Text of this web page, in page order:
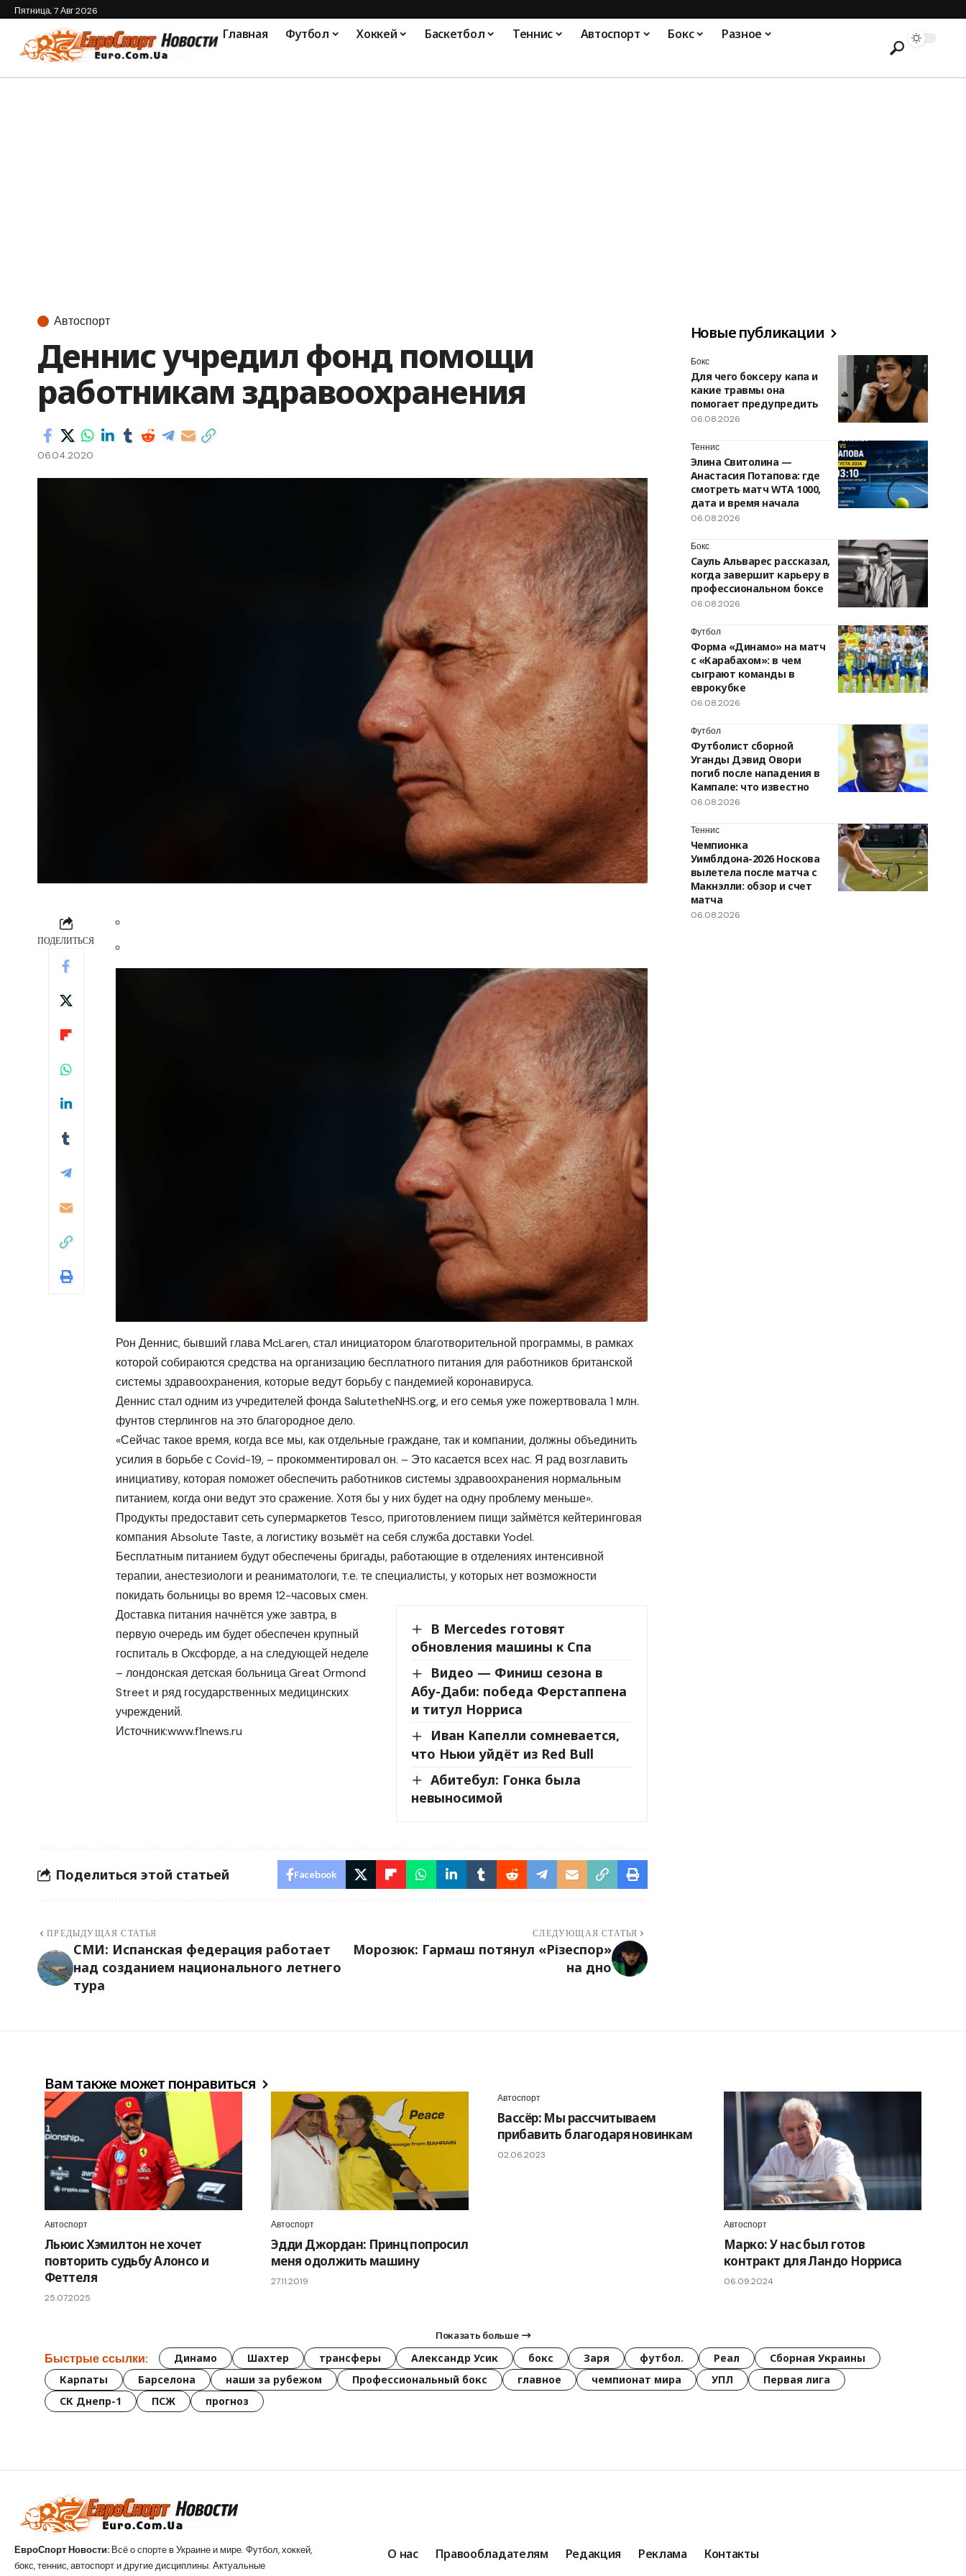
Пятница, 7 Авг 2026
Главная Футбол Хоккей Баскетбол Теннис Автоспорт Бокс Разное
Автоспорт
Деннис учредил фонд помощи
работникам здравоохранения
06.04.2020
ПОДЕЛИТЬСЯ
Рон Деннис, бывший глава McLaren, стал инициатором благотворительной программы, в рамках
которой собираются средства на организацию бесплатного питания для работников британской
системы здравоохранения, которые ведут борьбу с пандемией коронавируса.
Деннис стал одним из учредителей фонда SalutetheNHS.org, и его семья уже пожертвовала 1 млн.
фунтов стерлингов на это благородное дело.
«Сейчас такое время, когда все мы, как отдельные граждане, так и компании, должны объединить
усилия в борьбе с Covid-19, – прокомментировал он. – Это касается всех нас. Я рад возглавить
инициативу, которая поможет обеспечить работников системы здравоохранения нормальным
питанием, когда они ведут это сражение. Хотя бы у них будет на одну проблему меньше».
Продукты предоставит сеть супермаркетов Tesco, приготовлением пищи займётся кейтеринговая
компания Absolute Taste, а логистику возьмёт на себя служба доставки Yodel.
Бесплатным питанием будут обеспечены бригады, работающие в отделениях интенсивной
терапии, анестезиологи и реаниматологи, т.е. те специалисты, у которых нет возможности
покидать больницы во время 12-часовых смен.
В Mercedes готовят
обновления машины к Спа
Видео — Финиш сезона в
Абу-Даби: победа Ферстаппена
и титул Норриса
Иван Капелли сомневается,
что Ньюи уйдёт из Red Bull
Абитебул: Гонка была
невыносимой
Доставка питания начнётся уже завтра, в
первую очередь им будет обеспечен крупный
госпиталь в Оксфорде, а на следующей неделе
– лондонская детская больница Great Ormond
Street и ряд государственных медицинских
учреждений.
Источник:www.f1news.ru
Поделиться этой статьей Facebook
ПРЕДЫДУЩАЯ СТАТЬЯ
СМИ: Испанская федерация работает
над созданием национального летнего
тура
СЛЕДУЮЩАЯ СТАТЬЯ
Морозюк: Гармаш потянул «Різеспор»
на дно
Новые публикации
Бокс
Для чего боксеру капа и
какие травмы она
помогает предупредить
06.08.2026
Теннис
Элина Свитолина —
Анастасия Потапова: где
смотреть матч WTA 1000,
дата и время начала
06.08.2026
Бокс
Сауль Альварес рассказал,
когда завершит карьеру в
профессиональном боксе
06.08.2026
Футбол
Форма «Динамо» на матч
с «Карабахом»: в чем
сыграют команды в
еврокубке
06.08.2026
Футбол
Футболист сборной
Уганды Дэвид Овори
погиб после нападения в
Кампале: что известно
06.08.2026
Теннис
Чемпионка
Уимблдона-2026 Носкова
вылетела после матча с
Макнэлли: обзор и счет
матча
06.08.2026
Вам также может понравиться
Автоспорт
Льюис Хэмилтон не хочет
повторить судьбу Алонсо и
Феттеля
25.07.2025
Автоспорт
Эдди Джордан: Принц попросил
меня одолжить машину
27.11.2019
Автоспорт
Вассёр: Мы рассчитываем
прибавить благодаря новинкам
02.06.2023
Автоспорт
Марко: У нас был готов
контракт для Ландо Норриса
06.09.2024
Показать больше
Быстрые ссылки: Динамо Шахтер трансферы Александр Усик бокс Заря футбол. Реал
Сборная Украины
Карпаты
Барселона наши за рубежом Профессиональный бокс главное чемпионат мира УПЛ
Первая лига
СК Днепр-1
ПСЖ прогноз
ЕвроСпорт Новости: Всё о спорте в Украине и мире. Футбол, хоккей,
бокс, теннис, автоспорт и другие дисциплины. Актуальные
О нас Правообладателям Редакция Реклама Контакты